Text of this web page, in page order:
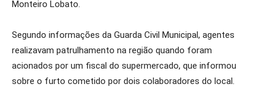
Monteiro Lobato.
Segundo informações da Guarda Civil Municipal, agentes
realizavam patrulhamento na região quando foram
acionados por um fiscal do supermercado, que informou
sobre o furto cometido por dois colaboradores do local.